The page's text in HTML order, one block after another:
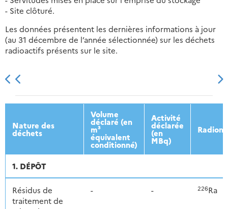
- Site clôturé.
Les données présentent les dernières informations à jour
(au 31 décembre de l’année sélectionnée) sur les déchets
radioactifs présents sur le site.
2013 2014 2015 2016
Nature des
déchets
Volume
déclaré (en
m³
équivalent
conditionné)
Activité
déclarée
(en
MBq)
1. DÉPÔT
Résidus de
traitement de
- - 226Ra